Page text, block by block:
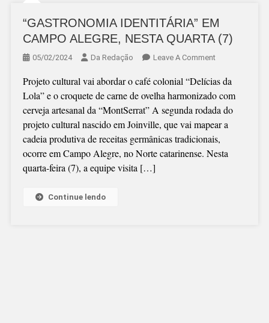
“GASTRONOMIA IDENTITÁRIA” EM
CAMPO ALEGRE, NESTA QUARTA (7)
05/02/2024 Da Redação Leave A CommentOn
IDENTITÁRIA”
EM
CAMPO
ALEGRE,
NESTA
QUARTA
Projeto cultural vai abordar o café colonial “Delícias da
Lola” e o croquete de carne de ovelha harmonizado com
cerveja artesanal da “MontSerrat” A segunda rodada do
projeto cultural nascido em Joinville, que vai mapear a
cadeia produtiva de receitas germânicas tradicionais,
ocorre em Campo Alegre, no Norte catarinense. Nesta
quarta-feira (7), a equipe visita […]
Continue lendo